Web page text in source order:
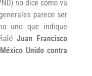
no dice cómo va
parece ser
uno que indique
Juan Francisco
Unido contra